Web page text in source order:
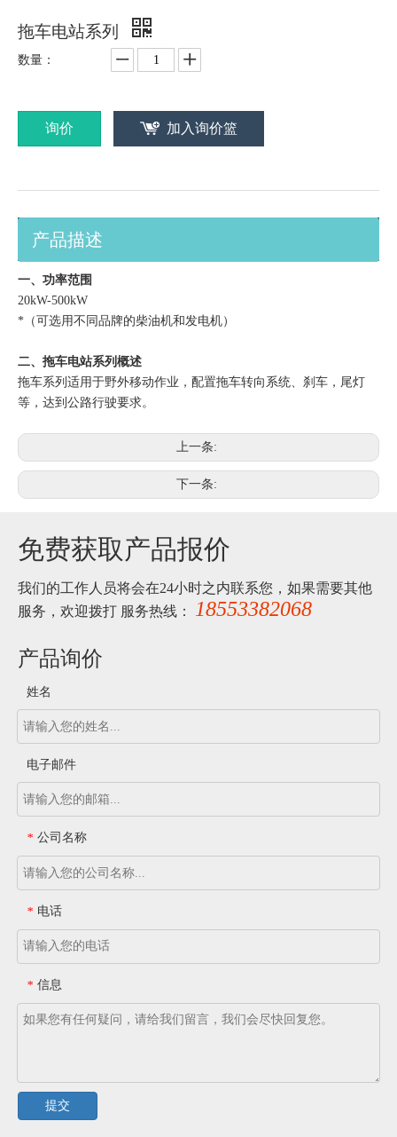
拖车电站系列
数量：
询价 加入询价篮
产品描述
一、功率范围
20kW-500kW
*（可选用不同品牌的柴油机和发电机）
二、拖车电站系列概述
拖车系列适用于野外移动作业，配置拖车转向系统、刹车，尾灯
等，达到公路行驶要求。
上一条:
下一条:
免费获取产品报价
我们的工作人员将会在24小时之内联系您，如果需要其他
服务，欢迎拨打 服务热线：
18553382068
产品询价
姓名
电子邮件
* 公司名称
* 电话
* 信息
提交